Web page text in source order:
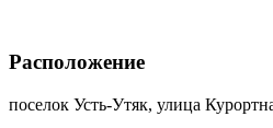
Расположение
поселок Усть-Утяк, улица